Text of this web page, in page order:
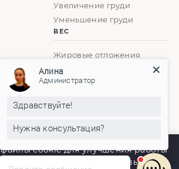
Увеличение груди
Уменьшение груди
ВЕС
Жировые отложения
86
cookie для улучшения работы
использовать сайт, вы
Алина
Администратор
Здравствуйте!
Нужна консультация?